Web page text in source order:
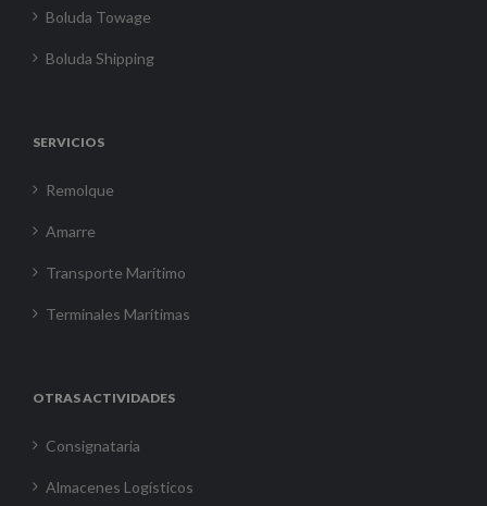
Boluda Towage
Boluda Shipping
SERVICIOS
Remolque
Amarre
Transporte Marítimo
Terminales Marítimas
OTRAS ACTIVIDADES
Consignataria
Almacenes Logísticos